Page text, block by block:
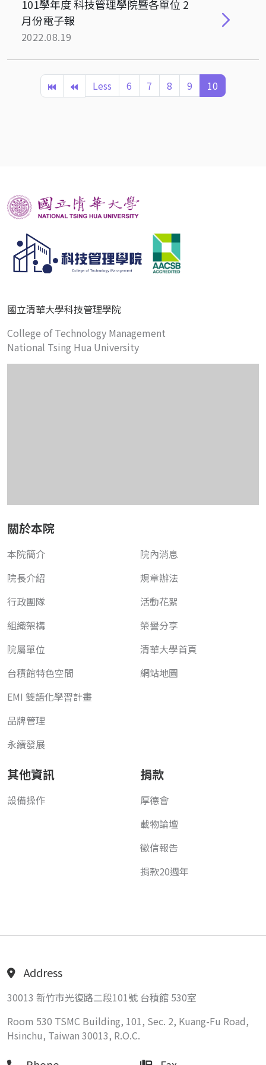
101學年度 科技管理學院暨各單位 2
月份電子報
2022.08.19
Less 6 7 8 9 10
國立清華大學科技管理學院
College of Technology Management
National Tsing Hua University
關於本院
本院簡介
院長介紹
行政團隊
組織架構
院屬單位
台積館特色空間
EMI 雙語化學習計畫
品牌管理
永續發展
院內消息
規章辦法
活動花絮
榮譽分享
清華大學首頁
網站地圖
其他資訊
設備操作
捐款
厚德會
載物論壇
徵信報告
捐款20週年
Address
30013 新竹市光復路二段101號 台積館 530室
Room 530 TSMC Building, 101, Sec. 2, Kuang-Fu Road,
Hsinchu, Taiwan 30013, R.O.C.